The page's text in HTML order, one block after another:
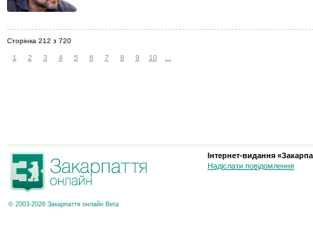
Сторінка 212 з 720
1 2 3 4 5 6 7 8 9 10
© 2003-2026 Закарпаття онлайн Beta
Інтернет-видання
Надіслати повідомлення